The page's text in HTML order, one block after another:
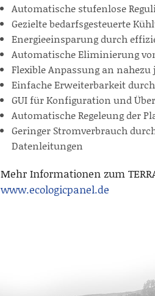
Automatische stufenlose
Gezielte bedarfsgesteuerte
Energieeinsparung durch
Automatische Eliminierung
Flexible Anpassung an
Einfache Erweiterbarkeit
GUI für Konfiguration und
Automatische Regeleung der
Geringer Stromverbrauch
Datenleitungen
Mehr Informationen zum
www.ecologicpanel.de